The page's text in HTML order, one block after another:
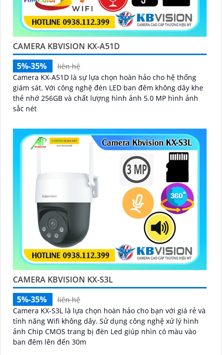
CAMERA KBVISION KX-A51D
5%-35%
liên hệ
Camera KX-A51D là sự lựa chọn hoàn hảo cho hệ thống
giám sát. Với công nghệ đèn LED ban đêm không dây khe
thẻ nhớ 256GB và chất lượng hình ảnh 5.0 MP hình ảnh
sắc nét
CAMERA KBVISION KX-S3L
5%-35%
liên hệ
Camera KX-S3L là lựa chọn hoàn hảo cho bạn với giá rẻ và
tính năng Wifi không dây. Sử dụng công nghệ xử lý hình
ảnh Chip CMOS trang bị đèn Led giúp nhìn có màu vào
ban đêm lên đến 30m